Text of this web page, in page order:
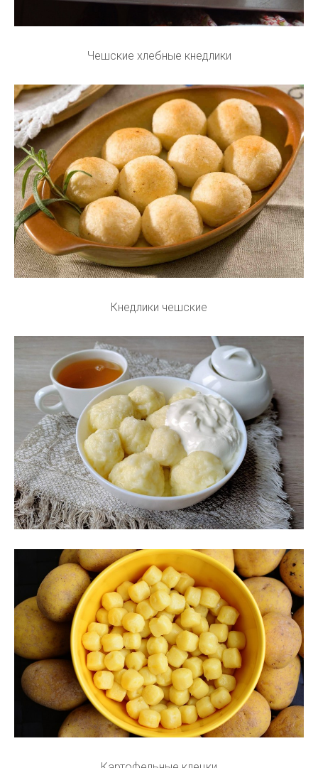
Чешские хлебные кнедлики
Кнедлики чешские